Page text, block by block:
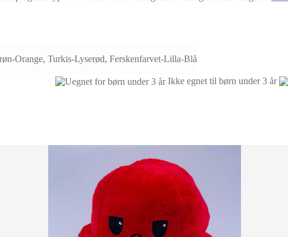
Orange, Turkis-Lyserød, Ferskenfarvet-Lilla-Blå
Ikke egnet til børn under 3 år